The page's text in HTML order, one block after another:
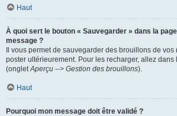
Haut
À quoi sert le bouton « Sauvegarder » dans la
message ?
Il vous permet de sauvegarder des brouillons de
poster ultérieurement. Pour les recharger, allez dans
(ongletAperçu --> Gestion des brouillons).
Haut
Pourquoi mon message doit être validé ?